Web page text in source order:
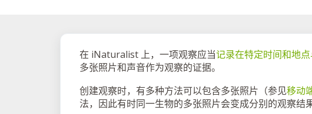
在 iNaturalist 上，一项观察应当记录在特定时间和地
多张照片和声音作为观察的证据。
创建观察时，有多种方法可以包含多张照片（参见移动
法，因此有时同一生物的多张照片会变成分别的观察结